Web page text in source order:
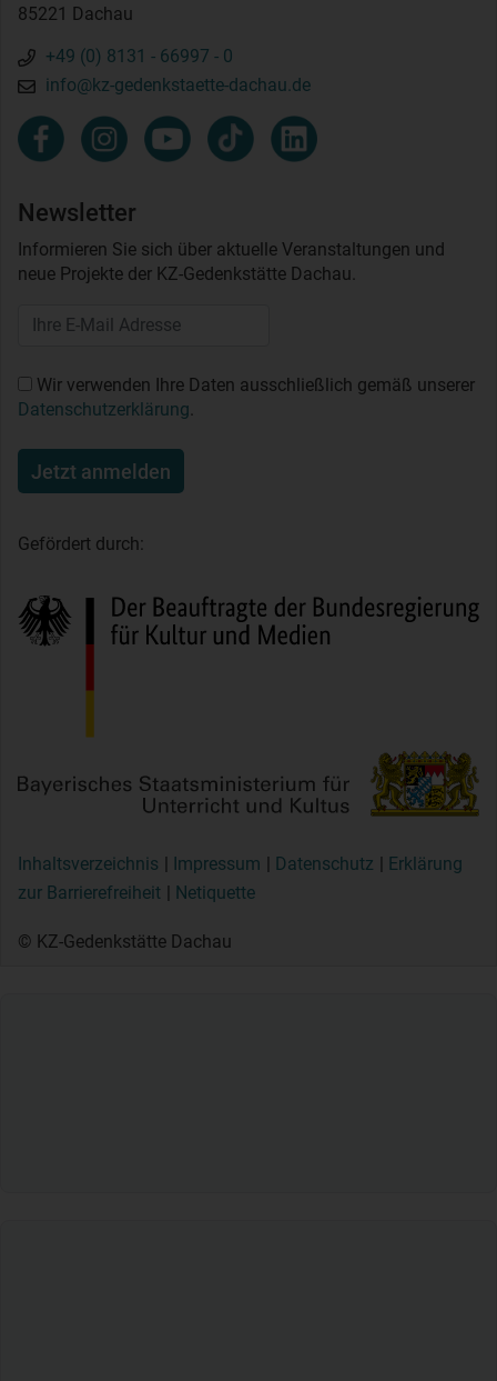
85221 Dachau
+49 (0) 8131 - 66997 - 0
info@kz-gedenkstaette-dachau.de
Newsletter
Informieren Sie sich über aktuelle Veranstaltungen und
neue Projekte der KZ-Gedenkstätte Dachau.
Wir verwenden Ihre Daten ausschließlich gemäß unserer
Datenschutzerklärung.
Jetzt anmelden
Gefördert durch:
Inhaltsverzeichnis Impressum Datenschutz
Erklärung
zur Barrierefreiheit
Netiquette
© KZ-Gedenkstätte Dachau